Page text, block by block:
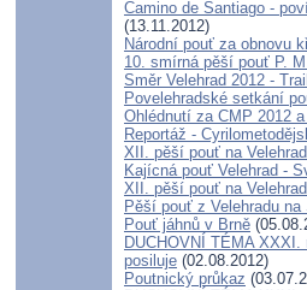
Camino de Santiago -
(13.11.2012)
Národní pouť za obnovu
10. smírná pěší pouť P.
Směr Velehrad 2012 -
Povelehradské setkání
Ohlédnutí za CMP 2012
Reportáž -
XII. pěší pouť na
Kajícná pouť Velehrad -
XII. pěší pouť na
Pěší pouť z Velehradu na
Pouť jáhnů v Brně
DUCHOVNÍ TÉMA
posiluje (02.08.2012)
Poutnický průkaz